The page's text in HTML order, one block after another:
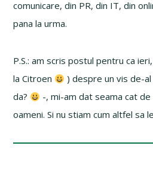
comunicare, din PR, din IT, din
pana la urma.
P.S.: am scris postul pentru ca
la Citroen
) despre un vis de-
da?
-, mi-am dat seama cat
oameni. Si nu stiam cum altfel sa